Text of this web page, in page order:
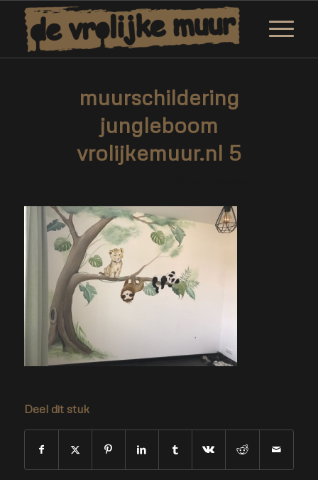
muurschildering
jungleboom
vrolijkemuur.nl 5
Deel dit stuk